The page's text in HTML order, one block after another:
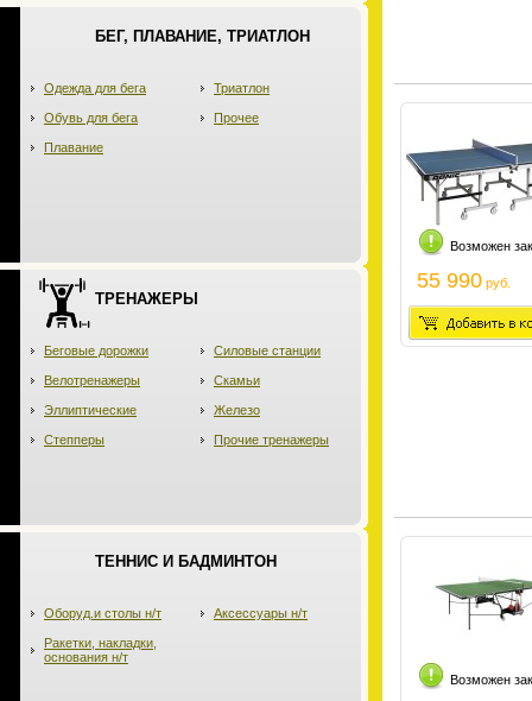
БЕГ, ПЛАВАНИЕ, ТРИАТЛОН
Одежда для бега
Обувь для бега
Плавание
Триатлон
Прочее
ТРЕНАЖЕРЫ
Беговые дорожки
Велотренажеры
Эллиптические
Степперы
Силовые станции
Скамьи
Железо
Прочие тренажеры
ТЕННИС И БАДМИНТОН
Оборуд.и столы н/т
Ракетки, накладки,
основания н/т
Аксессуары н/т
Возможен
55 990 руб.
Возможен